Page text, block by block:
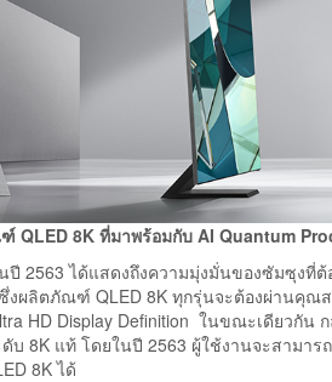
ฑ์ QLED 8K ที่มาพร้อมกับ AI Quantum
ปี 2563 ได้แสดงถึงความมุ่งมั่นของซัมซุงที่
งผลิตภัณฑ์ QLED 8K ทุกรุ่นจะต้องผ่านคุณ
HD Display Definition ในขณะเดียวกั
บ 8K แท้ โดยในปี 2563 ผู้ใช้งานจะสามา
8K ได้